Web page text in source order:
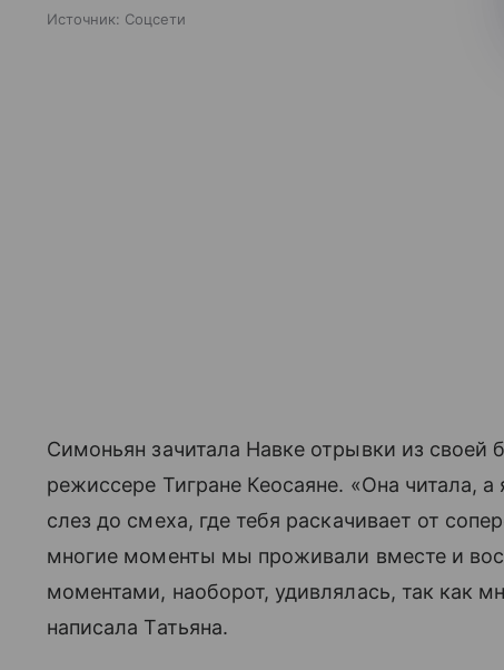
Источник: Соцсети
Симоньян зачитала Навке отрывки из
режиссере Тигране Кеосаяне. «Она читала,
слез до смеха, где тебя раскачивает от
многие моменты мы проживали вместе и
моментами, наоборот, удивлялась, так как
написала Татьяна.